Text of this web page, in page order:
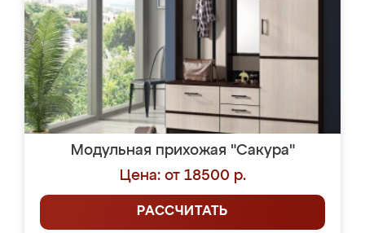
Модульная прихожая "Сакура"
Цена: от 18500 р.
РАССЧИТАТЬ